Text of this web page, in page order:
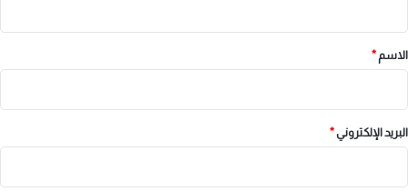
*
الاسم *
البريد الإلكتروني*